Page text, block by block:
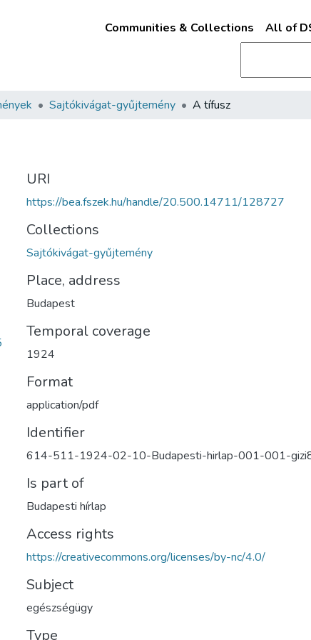
Communities & Collections All of
Sajtókivágat-gyűjtemény A tífusz
URI
https://bea.fszek.hu/handle/20.500.14711/128727
Collections
Sajtókivágat-gyűjtemény
Place, address
Budapest
Temporal coverage
1924
Format
application/pdf
Identifier
614-511-1924-02-10-Budapesti-hirlap-001-001-
Is part of
Budapesti hírlap
Access rights
https://creativecommons.org/licenses/by-nc/4.0/
Subject
egészségügy
Type